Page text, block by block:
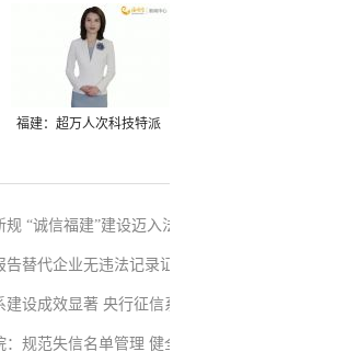
节有福电影巡展31日启动
福建：超万人次科技特派
“诚信福建”建设迈入法
替代企业无违法记录证
设成效显著 央行征信系
规范失信名单管理 健全